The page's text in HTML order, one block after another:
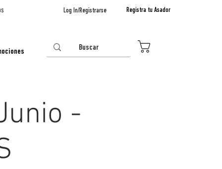
Registra tu Asador
Log In/Registrarse
-